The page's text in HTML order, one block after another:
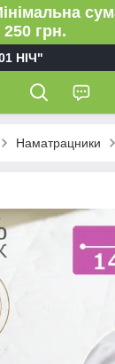
250 грн.
НІЧ"
Наматрацники